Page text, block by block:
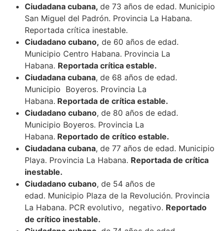
Ciudadana cubana, de 73 años de edad. Municipio
San Miguel del Padrón. Provincia La Habana.
Reportada crítica inestable.
Ciudadano cubano, de 60 años de edad.
Municipio Centro Habana. Provincia La
Habana. Reportada crítica estable.
Ciudadana cubana, de 68 años de edad.
Municipio Boyeros. Provincia La
Habana. Reportada de crítica estable.
Ciudadano cubano, de 80 años de edad.
Municipio Boyeros. Provincia La
Habana. Reportado de crítico estable.
Ciudadana cubana, de 77 años de edad. Municipio
Playa. Provincia La Habana. Reportada de crítica
inestable.
Ciudadano cubano, de 54 años de
edad. Municipio Plaza de la Revolución. Provincia
La Habana. PCR evolutivo, negativo. Reportado
de crítico inestable.